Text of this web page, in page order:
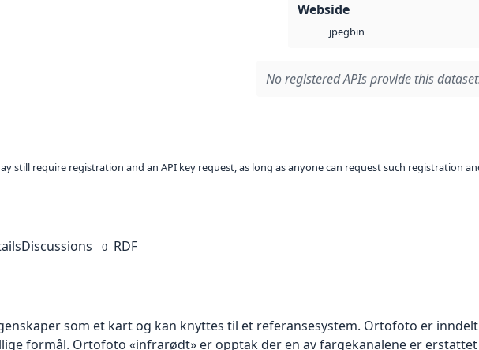
Webside
jpegbin
No registered APIs provide this
still require registration and an API key request, as long as anyone can request such registration
Discussions 0 RDF
som et kart og kan knyttes til et referansesystem. Ortofoto er
formål. Ortofoto «infrarødt» er opptak der en av fargekanalene er